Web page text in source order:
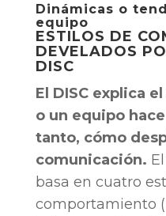
Dinámicas o
equipo
ESTILOS DE
DEVELADOS
DISC
El DISC explica
o un equipo
tanto, cómo
comunicación.
basa en cuatro
comportamiento